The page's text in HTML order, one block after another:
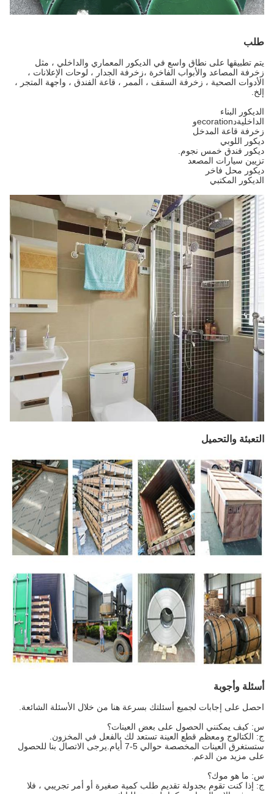
طلب
يتم تطبيقها على نطاق واسع في الديكور المعماري والداخلي ، مثل
زخرفة المصاعد والأبواب الفاخرة ، زخرفة الجدار ، لوحات الإعلانات ،
الأدوات الصحية ، زخرفة السقف ، الممر ، قاعة الفندق ، واجهة المتجر ،
إلخ.
الديكور البناء
الداخليةدecorationو
زخرفة قاعة المدخل
ديكور اللوبي
ديكور فندق خمس نجوم.
تزيين سيارات المصعد
ديكور محل فاخر
الديكور المكتبي
التعبئة والتحميل
أسئلة وأجوبة
احصل على إجابات لجميع أسئلتك بسرعة هنا من خلال الأسئلة الشائعة.
س: كيف يمكنني الحصول على بعض العينات؟
ج: الكتالوج ومعظم قطع العينة تستعد لك بالفعل في المخزون.
ستستغرق العينات المخصصة حوالي 5-7 أيام.يرجى الاتصال بنا للحصول
على مزيد من الدعم.
س: ما هو موك؟
ج: إذا كنت تقوم بجدولة تقديم طلب كمية صغيرة أو أمر تجريبي ، فلا